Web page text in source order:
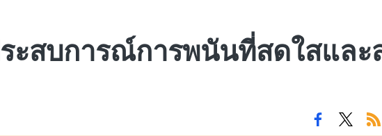
ะสบการณ์การพนันที่สดใสแล